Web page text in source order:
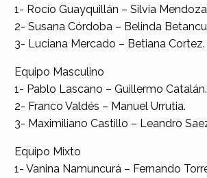
1- Rocío Guayquillán – Silvia
2- Susana Córdoba – Belinda
3- Luciana Mercado – Betiana Cortez.
Equipo Masculino
1- Pablo Lascano – Guillermo Catalán.
2- Franco Valdés – Manuel Urrutia.
3- Maximiliano Castillo – Leandro
Equipo Mixto
1- Vanina Namuncurá – Fernando